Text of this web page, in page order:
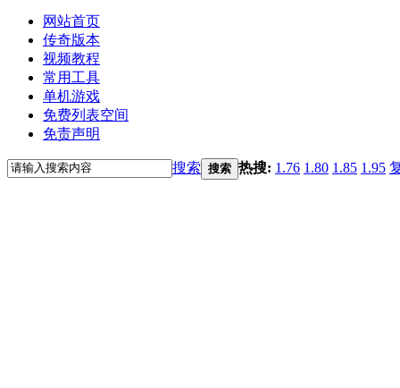
网站首页
传奇版本
视频教程
常用工具
单机游戏
免费列表空间
免责声明
搜索 搜索 热搜: 1.76 1.80 1.85 1.95